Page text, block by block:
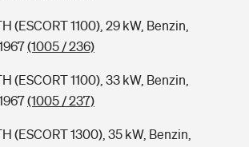
(ESCORT 1100), 29 kW, Benzin,
(1005 / 236)
(ESCORT 1100), 33 kW, Benzin,
(1005 / 237)
(ESCORT 1300), 35 kW, Benzin,